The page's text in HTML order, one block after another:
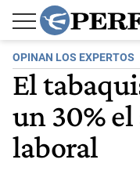
OPINAN LOS EXPERTOS
El
un 30%
laboral